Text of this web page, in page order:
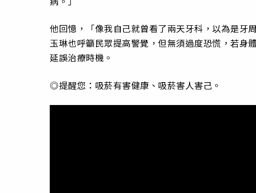
他回憶，「像我自己就曾看了兩天牙科，以為是牙
玉琳也呼籲民眾提高警覺，但無須過度恐慌，若身
延誤治療時機。
◎提醒您：吸菸有害健康、吸菸害人害己。